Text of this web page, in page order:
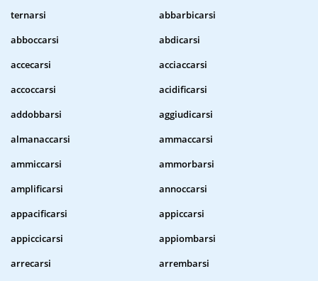
ternarsi
abbarbicarsi
abboccarsi
abdicarsi
accecarsi
acciaccarsi
accoccarsi
acidificarsi
addobbarsi
aggiudicarsi
almanaccarsi
ammaccarsi
ammiccarsi
ammorbarsi
amplificarsi
annoccarsi
appacificarsi
appiccarsi
appiccicarsi
appiombarsi
arrecarsi
arrembarsi